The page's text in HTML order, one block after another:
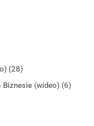
(28)
Biznesie (wideo)(6)